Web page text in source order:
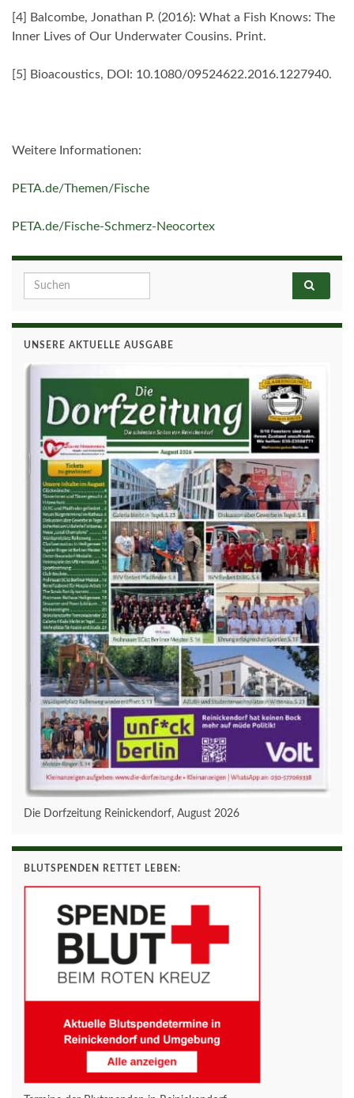
[4] Balcombe, Jonathan P. (2016): What a Fish Knows: The
Inner Lives of Our Underwater Cousins. Print.
[5] Bioacoustics, DOI: 10.1080/09524622.2016.1227940.
Weitere Informationen:
PETA.de/Themen/Fische
PETA.de/Fische-Schmerz-Neocortex
Search for:
UNSERE AKTUELLE AUSGABE
Die Dorfzeitung Reinickendorf, August 2026
BLUTSPENDEN RETTET LEBEN: